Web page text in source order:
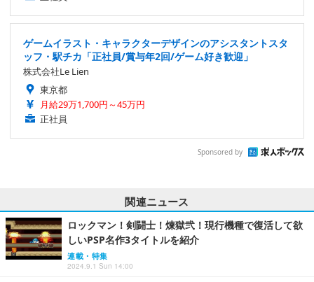
ゲームイラスト・キャラクターデザインのアシスタントスタ
ッフ・駅チカ「正社員/賞与年2回/ゲーム好き歓迎」
株式会社Le Lien
東京都
月給29万1,700円～45万円
正社員
Sponsored by
関連ニュース
ロックマン！剣闘士！煉獄弐！現行機種で復活して欲
しいPSP名作3タイトルを紹介
連載・特集
2024.9.1 Sun 14:00